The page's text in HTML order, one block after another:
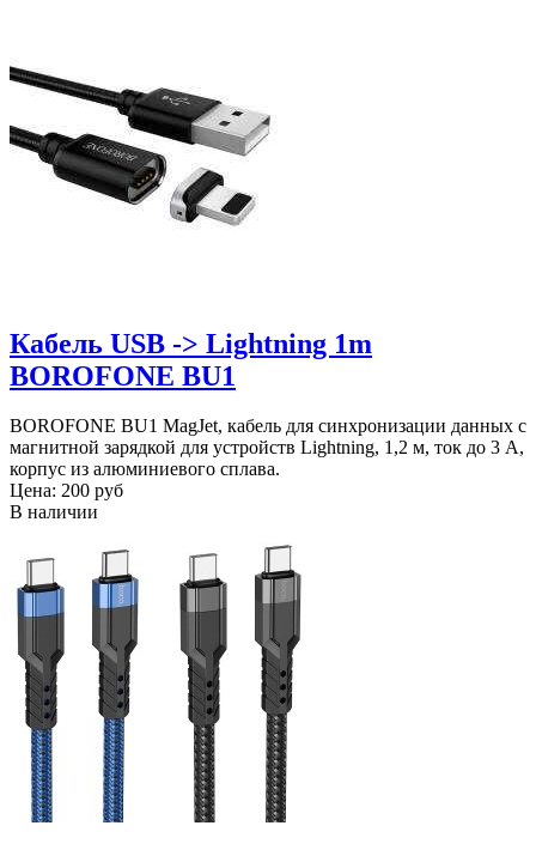
Кабель USB -> Lightning 1m
BOROFONE BU1
BOROFONE BU1 MagJet, кабель для синхронизации данных с
магнитной зарядкой для устройств Lightning, 1,2 м, ток до 3 А,
корпус из алюминиевого сплава.
Цена: 200 руб
В наличии